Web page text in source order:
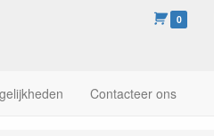
0
Contacteer ons